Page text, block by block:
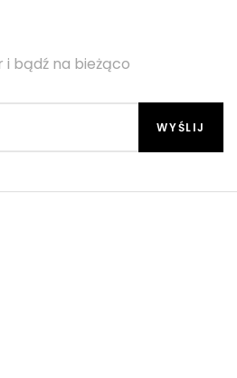
bądź na bieżąco